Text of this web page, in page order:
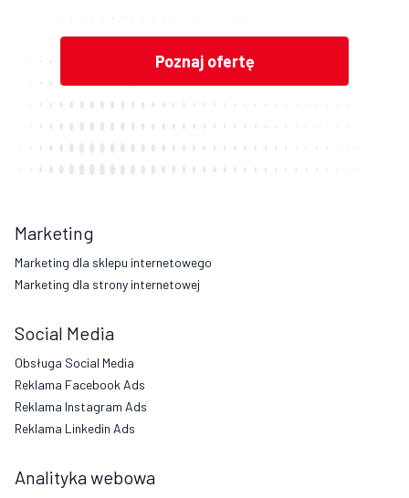
Marketing
Marketing dla sklepu internetowego
Marketing dla strony internetowej
Social Media
Obsługa Social Media
Reklama Facebook Ads
Reklama Instagram Ads
Reklama Linkedin Ads
Analityka webowa